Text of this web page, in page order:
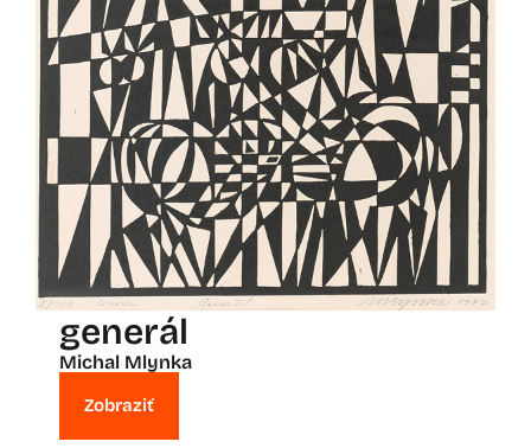
generál
Michal Mlynka
Zobraziť